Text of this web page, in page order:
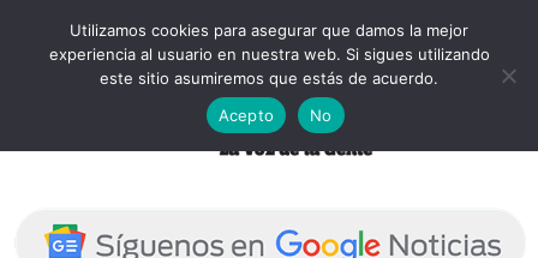
Utilizamos cookies para asegurar que damos la mejor
experiencia al usuario en nuestra web. Si sigues utilizando
este sitio asumiremos que estás de acuerdo.
Acepto
No